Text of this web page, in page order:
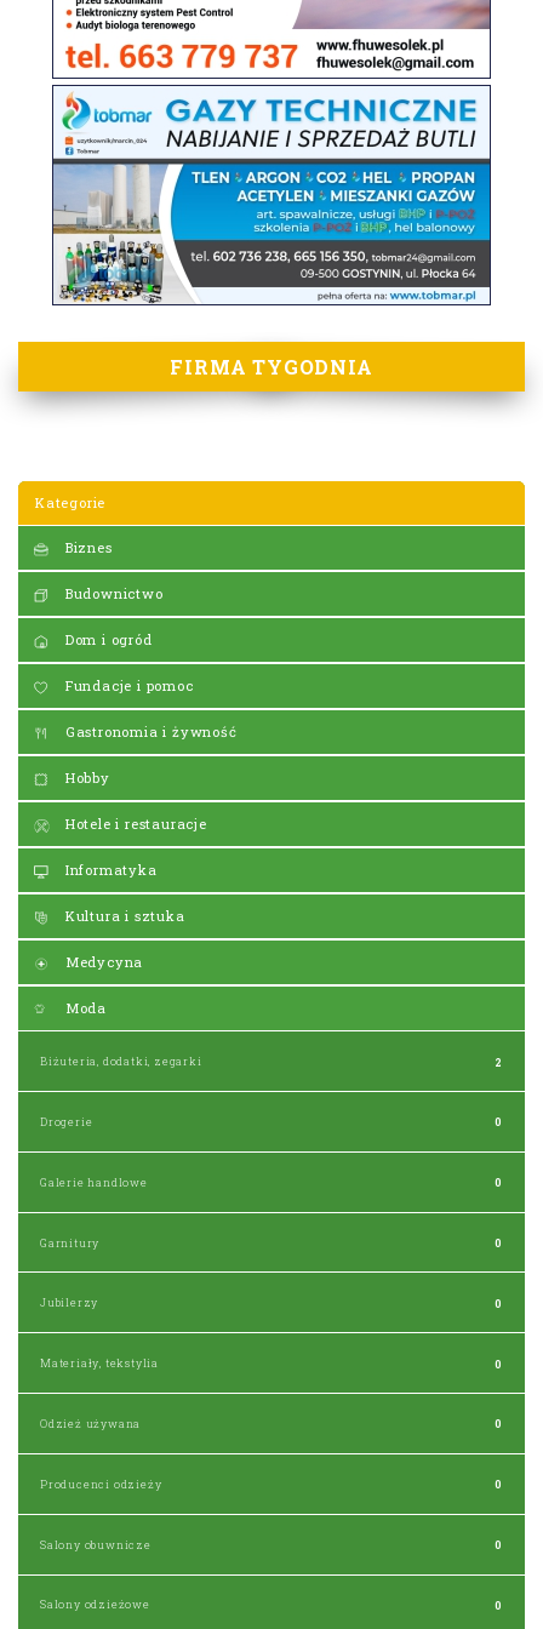
FIRMA TYGODNIA
Kategorie
Biznes
Budownictwo
Dom i ogród
Fundacje i pomoc
Gastronomia i żywność
Hobby
Hotele i restauracje
Informatyka
Kultura i sztuka
Medycyna
Moda
Biżuteria, dodatki, zegarki 2
Drogerie 0
Galerie handlowe 0
Garnitury 0
Jubilerzy 0
Materiały, tekstylia 0
Odzież używana 0
Producenci odzieży 0
Salony obuwnicze 0
Salony odzieżowe 0